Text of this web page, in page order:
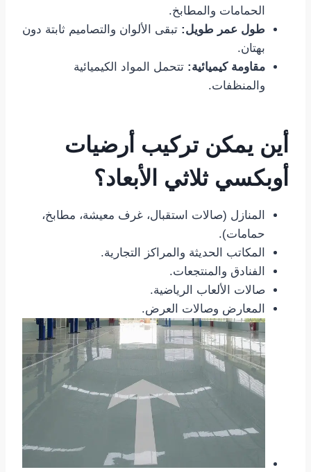
الحمامات والمطابخ.
طول عمر طويل: تبقى الألوان والتصاميم ثابتة دون
بهتان.
مقاومة كيميائية: تتحمل المواد الكيميائية
والمنظفات.
أين يمكن تركيب أرضيات
أوبكسي ثلاثي الأبعاد؟
المنازل (صالات استقبال، غرف معيشة، مطابخ،
حمامات).
المكاتب الحديثة والمراكز التجارية.
الفنادق والمنتجعات.
صالات الألعاب الرياضية.
المعارض وصالات العرض.